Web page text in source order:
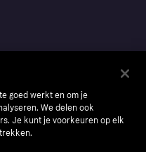
goed werkt en om je
We delen ook
Je kunt je voorkeuren op elk